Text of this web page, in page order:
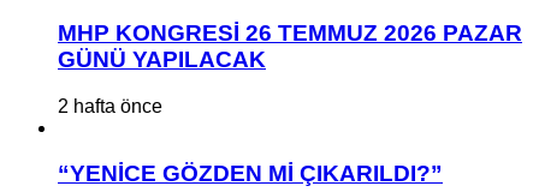
MHP KONGRESİ 26 TEMMUZ 2026 PAZAR
GÜNÜ YAPILACAK
2 hafta önce
“YENİCE GÖZDEN Mİ ÇIKARILDI?”